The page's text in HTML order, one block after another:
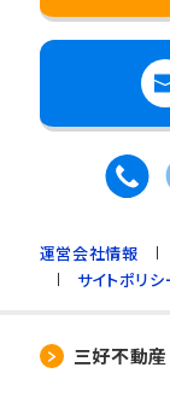
運営会社情報
サイトポリシ
三好不動産